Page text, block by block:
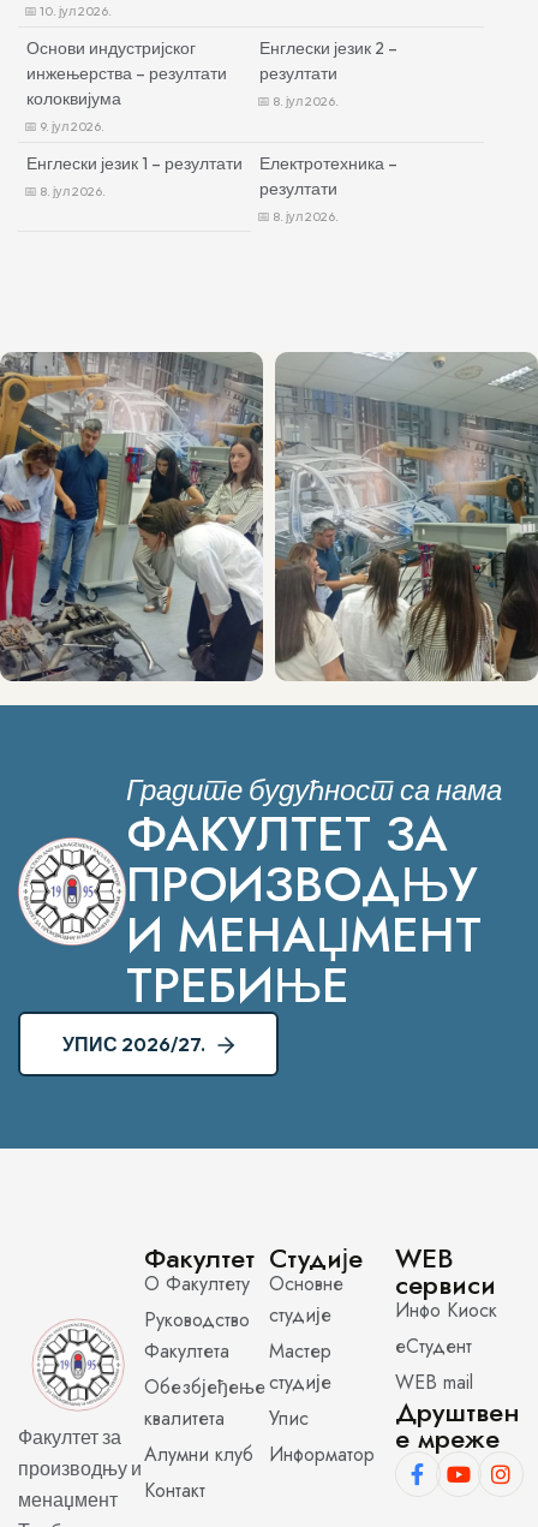
10. јул 2026.
Основи индустријског
инжењерства – резултати
колоквијума
9. јул 2026.
Енглески језик 2 –
резултати
8. јул 2026.
Енглески језик 1 – резултати
8. јул 2026.
Електротехника –
резултати
8. јул 2026.
Градите будућност са нама
ФАКУЛТЕТ ЗА
ПРОИЗВОДЊУ
И МЕНАЏМЕНТ
ТРЕБИЊЕ
УПИС 2026/27.
Факултет за
производњу и
менаџмент
Факултет
О Факултету
Руководство
Факултета
Обезбјеђење
квалитета
Алумни клуб
Контакт
Студије
Основне
студије
Мастер
студије
Упис
Информатор
WEB
сервиси
Инфо Киоск
еСтудент
WEB mail
Друштвен
е мреже